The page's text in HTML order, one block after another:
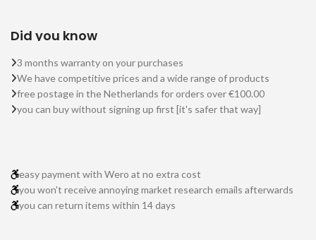
Did you know
3 months warranty on your purchases
We have competitive prices and a wide range of products
free postage in the Netherlands for orders over €100.00
you can buy without signing up first [it's safer that way]
easy payment with Wero at no extra cost
you won't receive annoying market research emails afterwards
you can return items within 14 days